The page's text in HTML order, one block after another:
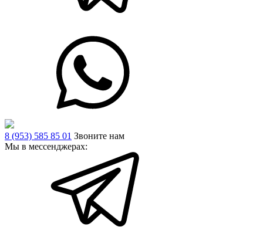
8 (953) 585 85 01 Звоните нам
Мы в мессенджерах: